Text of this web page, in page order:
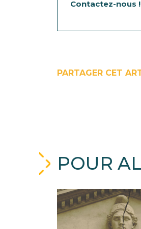
Contactez-nous !
PARTAGER CET
POUR